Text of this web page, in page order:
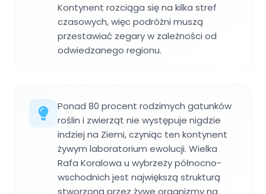
Kontynent rozciąga się na kilka stref
czasowych, więc podróżni muszą
przestawiać zegary w zależności od
odwiedzanego regionu.
Ponad 80 procent rodzimych gatunków
roślin i zwierząt nie występuje nigdzie
indziej na Ziemi, czyniąc ten kontynent
żywym laboratorium ewolucji. Wielka
Rafa Koralowa u wybrzeży północno-
wschodnich jest największą strukturą
stworzoną przez żywe organizmy na